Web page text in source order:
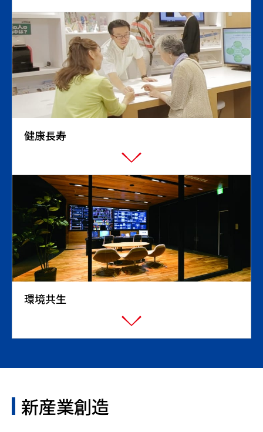
健康長寿
環境共生
新産業創造